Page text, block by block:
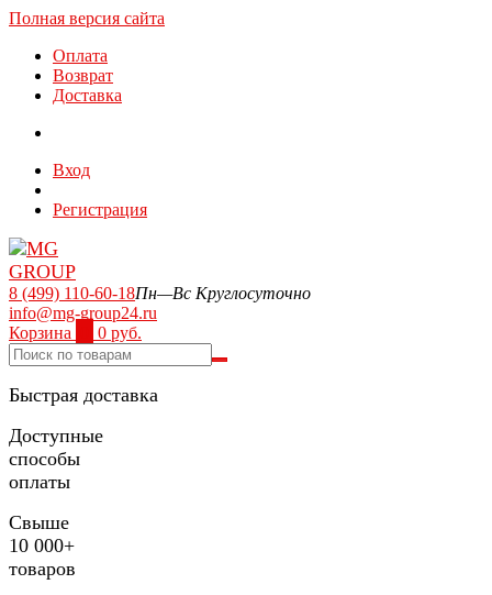
Полная версия сайта
Оплата
Возврат
Доставка
Вход
Регистрация
8 (499) 110-60-18Пн—Вс Круглосуточно
info@mg-group24.ru
Корзина
0 руб.
Быстрая доставка
Доступные
способы
оплаты
Свыше
10 000+
товаров